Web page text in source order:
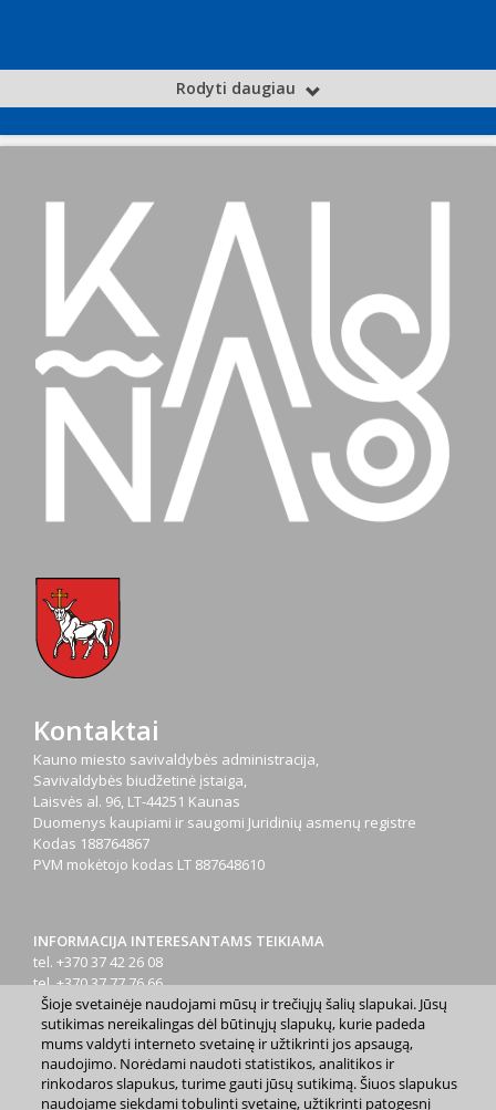
Rodyti daugiau
Kontaktai
Kauno miesto savivaldybės administracija,
Savivaldybės biudžetinė įstaiga,
Laisvės al. 96, LT-44251 Kaunas
Duomenys kaupiami ir saugomi Juridinių asmenų registre
Kodas 188764867
PVM mokėtojo kodas LT 887648610
INFORMACIJA INTERESANTAMS TEIKIAMA
tel. +370 37 42 26 08
tel. +370 37 77 76 66
tel. +370 660 07000
el. p.info@kaunas.lt
Šioje svetainėje naudojami mūsų ir trečiųjų šalių slapukai. Jūsų
sutikimas nereikalingas dėl būtinųjų slapukų, kurie padeda
mums valdyti interneto svetainę ir užtikrinti jos apsaugą,
naudojimo. Norėdami naudoti statistikos, analitikos ir
rinkodaros slapukus, turime gauti jūsų sutikimą. Šiuos slapukus
naudojame siekdami tobulinti svetainę, užtikrinti patogesnį